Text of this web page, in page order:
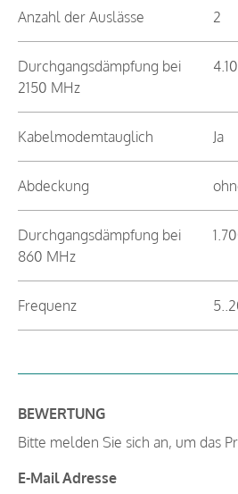
Anzahl der Auslässe 2
Durchgangsdämpfung bei
2150 MHz
Kabelmodemtauglich Ja
Abdeckung
Durchgangsdämpfung bei
860 MHz
Frequenz
BEWERTUNG
Bitte melden Sie sich an, um das
E-Mail Adresse